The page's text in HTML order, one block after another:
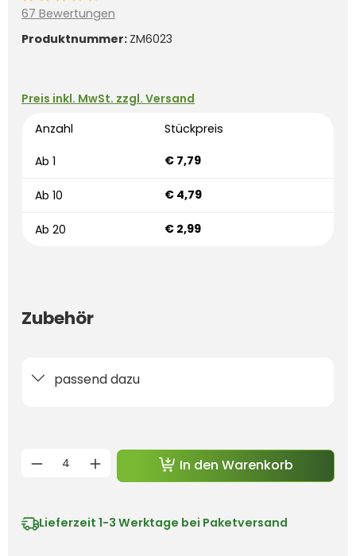
Durchschnittliche Bewertung von 4.6 von 5 Sternen
67 Bewertungen
Produktnummer: ZM6023
Anzahl Stückpreis
Ab 1 € 7,79
Ab 10 € 4,79
Ab 20 € 2,99
Preis inkl. MwSt. zzgl. Versand
Lieferzeit 1-3 Werktage bei Paketversand
Zubehör
passend dazu
Produkt Anzahl: Gib den
In den Warenkorb